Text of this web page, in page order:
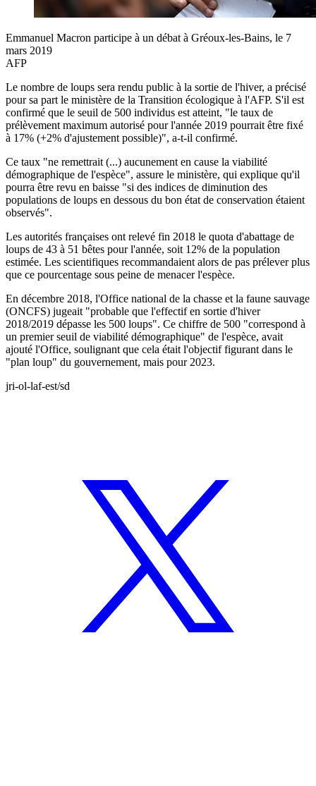
Emmanuel Macron participe à un débat à Gréoux-les-Bains, le 7
mars 2019
AFP
Le nombre de loups sera rendu public à la sortie de l'hiver, a précisé
pour sa part le ministère de la Transition écologique à l'AFP. S'il est
confirmé que le seuil de 500 individus est atteint, "le taux de
prélèvement maximum autorisé pour l'année 2019 pourrait être fixé
à 17% (+2% d'ajustement possible)", a-t-il confirmé.
Ce taux "ne remettrait (...) aucunement en cause la viabilité
démographique de l'espèce", assure le ministère, qui explique qu'il
pourra être revu en baisse "si des indices de diminution des
populations de loups en dessous du bon état de conservation étaient
observés".
Les autorités françaises ont relevé fin 2018 le quota d'abattage de
loups de 43 à 51 bêtes pour l'année, soit 12% de la population
estimée. Les scientifiques recommandaient alors de pas prélever plus
que ce pourcentage sous peine de menacer l'espèce.
En décembre 2018, l'Office national de la chasse et la faune sauvage
(ONCFS) jugeait "probable que l'effectif en sortie d'hiver
2018/2019 dépasse les 500 loups". Ce chiffre de 500 "correspond à
un premier seuil de viabilité démographique" de l'espèce, avait
ajouté l'Office, soulignant que cela était l'objectif figurant dans le
"plan loup" du gouvernement, mais pour 2023.
jri-ol-laf-est/sd